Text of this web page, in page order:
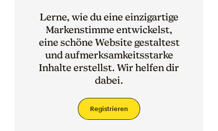
Lerne, wie du eine einzigartige
Markenstimme entwickelst,
eine schöne Website gestaltest
und aufmerksamkeitsstarke
Inhalte erstellst. Wir helfen dir
dabei.
Registrieren